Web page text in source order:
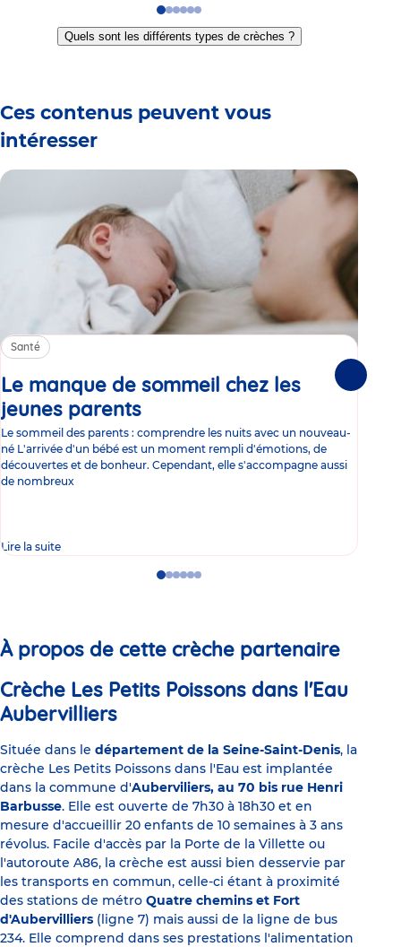
Go
to
slide
Go
to
slide
Go
to
slide
Go
to
slide
Go
to
slide
Go
to
slide
Quels sont les différents types de crèches ?
Ces contenus peuvent vous
intéresser
Santé
Le manque de sommeil chez les
jeunes parents
Le sommeil des parents : comprendre les nuits avec un nouveau-
né L'arrivée d'un bébé est un moment rempli d'émotions, de
découvertes et de bonheur. Cependant, elle s'accompagne aussi
de nombreux
Lire la suite
GoGoGoGo
GoGo
À propos de cette crèche partenaire
Crèche Les Petits Poissons dans l'Eau
Aubervilliers
Située dans le département de la Seine-Saint-Denis, la
crèche Les Petits Poissons dans l'Eau est implantée
dans la commune d'Auberviliers, au 70 bis rue Henri
Barbusse. Elle est ouverte de 7h30 à 18h30 et en
mesure d'accueillir 20 enfants de 10 semaines à 3 ans
révolus. Facile d'accès par la Porte de la Villette ou
l'autoroute A86, la crèche est aussi bien desservie par
les transports en commun, celle-ci étant à proximité
des stations de métro Quatre chemins et Fort
d'Aubervilliers (ligne 7) mais aussi de la ligne de bus
234. Elle comprend dans ses prestations l'alimentation